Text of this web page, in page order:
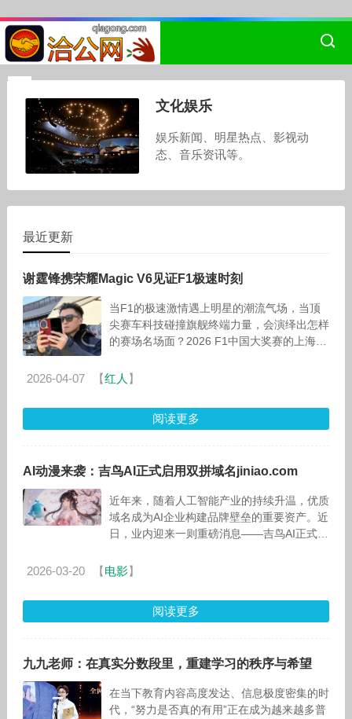
文化娱乐
娱乐新闻、明星热点、影视动
态、音乐资讯等。
最近更新
谢霆锋携荣耀Magic V6见证F1极速时刻
当F1的极速激情遇上明星的潮流气场，当顶
尖赛车科技碰撞旗舰终端力量，会演绎出怎样
的赛场名场面？2026 F1中国大奖赛的上海国
现场观赛，手中那款赤兔红配
2026-04-07 【红人 】
阅读更多
AI动漫来袭：吉鸟AI正式启用双拼域名jiniao.com
近年来，随着人工智能产业的持续升温，优质
域名成为AI企业构建品牌壁垒的重要资产。近
日，业内迎来一则重磅消息——吉鸟AI正式启
上新台阶。
2026-03-20 【电影】
阅读更多
九九老师：在真实分数段里，重建学习的秩序与希望
在当下教育内容高度发达、信息极度密集的时
代，“努力是否真的有用”正在成为越来越多普